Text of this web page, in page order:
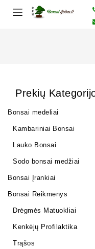
Prekių
Bonsai medeliai
Kambariniai Bonsai
Lauko Bonsai
Sodo bonsai medžiai
Bonsai Įrankiai
Bonsai Reikmenys
Drėgmės Matuokliai
Kenkėjų Profilaktika
Trąšos